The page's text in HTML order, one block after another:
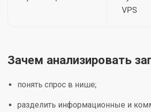
VPS
Зачем анализировать
понять спрос в нише;
разделить информационные и